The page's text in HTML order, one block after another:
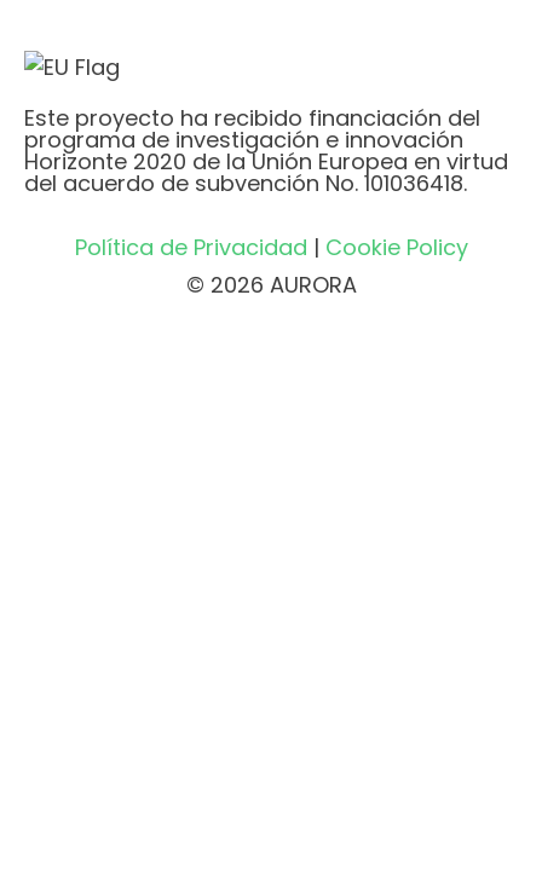
Este proyecto ha recibido financiación del
programa de investigación e innovación
Horizonte 2020 de la Unión Europea en virtud
del acuerdo de subvención No. 101036418.
Política de Privacidad | Cookie Policy
© 2026 AURORA